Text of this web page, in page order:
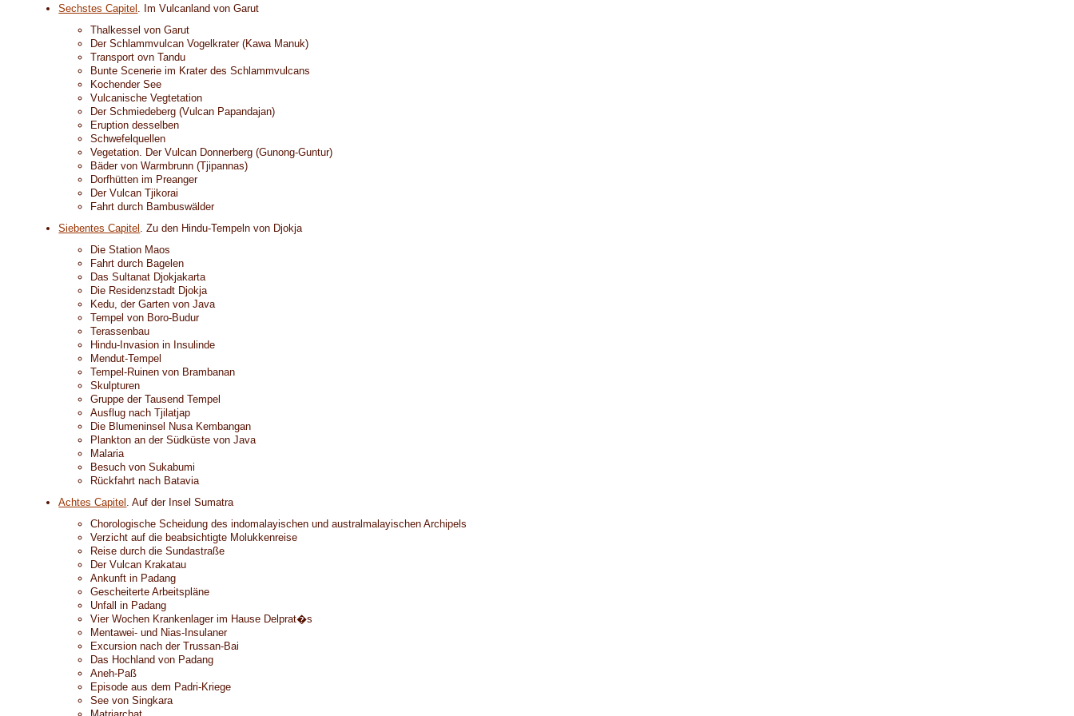
Sechstes Capitel . Im Vulcanland von Garut
Thalkessel von Garut
Der Schlammvulcan Vogelkrater (Kawa Manuk)
Transport ovn Tandu
Bunte Scenerie im Krater des Schlammvulcans
Kochender See
Vulcanische Vegtetation
Der Schmiedeberg (Vulcan Papandajan)
Eruption desselben
Schwefelquellen
Vegetation. Der Vulcan Donnerberg (Gunong-Guntur)
Bäder von Warmbrunn (Tjipannas)
Dorfhütten im Preanger
Der Vulcan Tjikorai
Fahrt durch Bambuswälder
Siebentes Capitel . Zu den Hindu-Tempeln von Djokja
Die Station Maos
Fahrt durch Bagelen
Das Sultanat Djokjakarta
Die Residenzstadt Djokja
Kedu, der Garten von Java
Tempel von Boro-Budur
Terassenbau
Hindu-Invasion in Insulinde
Mendut-Tempel
Tempel-Ruinen von Brambanan
Skulpturen
Gruppe der Tausend Tempel
Ausflug nach Tjilatjap
Die Blumeninsel Nusa Kembangan
Plankton an der Südküste von Java
Malaria
Besuch von Sukabumi
Rückfahrt nach Batavia
Achtes Capitel . Auf der Insel Sumatra
Chorologische Scheidung des indomalayischen und australmalayischen Archipels
Verzicht auf die beabsichtigte Molukkenreise
Reise durch die Sundastraße
Der Vulcan Krakatau
Ankunft in Padang
Gescheiterte Arbeitspläne
Unfall in Padang
Vier Wochen Krankenlager im Hause Delprat�s
Mentawei- und Nias-Insulaner
Excursion nach der Trussan-Bai
Das Hochland von Padang
Aneh-Paß
Episode aus dem Padri-Kriege
See von Singkara